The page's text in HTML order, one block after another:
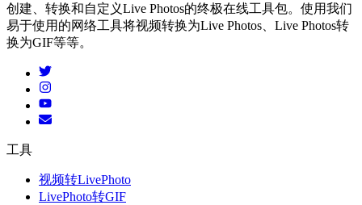
创建、转换和自定义Live Photos的终极在线工具包。使用我们
易于使用的网络工具将视频转换为Live Photos、Live Photos转
换为GIF等等。
工具
视频转LivePhoto
LivePhoto转GIF